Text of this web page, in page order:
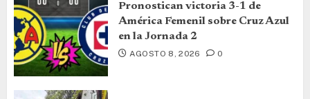
Pronostican victoria 3-1 de
América Femenil sobre Cruz Azul
en la Jornada 2
AGOSTO 8, 2026 0